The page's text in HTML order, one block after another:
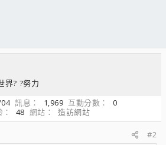
? ?努力
訊息 1,969 互動分數
0
48 網站
造訪網站
#2